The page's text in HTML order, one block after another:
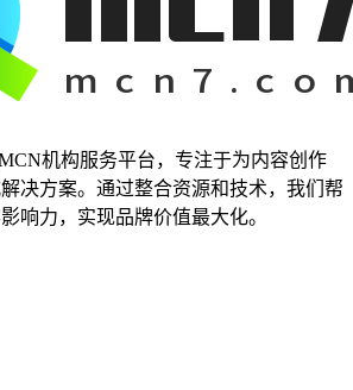
机构服务平台，专注于为内容创作
决方案。通过整合资源和技术，我们帮
响力，实现品牌价值最大化。